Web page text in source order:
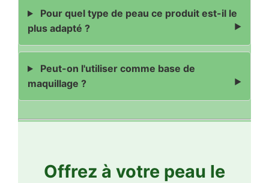
Pour quel type de peau ce produit est-il le
plus adapté ?
Peut-on l'utiliser comme base de
maquillage ?
Offrez à votre peau le